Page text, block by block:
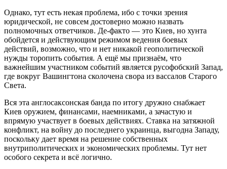
Однако, тут есть некая проблема, ибо с точки зрения
юридической, не совсем достоверно можно назвать
полномочных ответчиков. Де-факто — это Киев, но хунта
обойдется и действующим режимом ведения боевых
действий, возможно, что и нет никакой геополитической
нужды торопить события. А ещё мы признаём, что
важнейшим участником событий является русофобский Запад,
где вокруг Вашингтона сколочена свора из вассалов Старого
Света.
Вся эта англосаксонская банда по итогу дружно снабжает
Киев оружием, финансами, наемниками, а зачастую и
впрямую участвует в боевых действиях. Ставка на затяжной
конфликт, на войну до последнего украинца, выгодна Западу,
поскольку дает время на решение собственных
внутриполитических и экономических проблемы. Тут нет
особого секрета и всё логично.